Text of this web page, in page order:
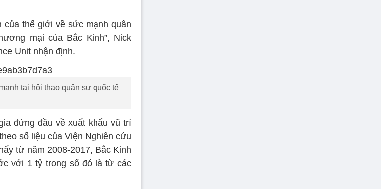
của thế giới về sức mạnh quân
mại của Bắc Kinh”, Nick
Unit nhận định.
tại hội thao quân sự quốc tế
đứng đầu về xuất khẩu vũ trí
số liệu của Viện Nghiên cứu
từ năm 2008-2017, Bắc Kinh
với 1 tỷ trong số đó là từ các